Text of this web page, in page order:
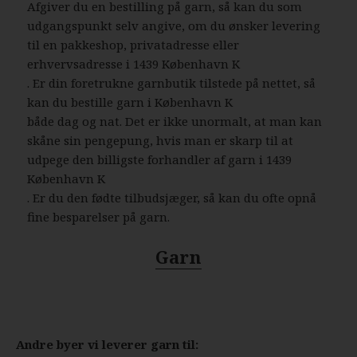
Afgiver du en bestilling på garn, så kan du som
udgangspunkt selv angive, om du ønsker levering
til en pakkeshop, privatadresse eller
erhvervsadresse i 1439 København K
. Er din foretrukne garnbutik tilstede på nettet, så
kan du bestille garn i København K
både dag og nat. Det er ikke unormalt, at man kan
skåne sin pengepung, hvis man er skarp til at
udpege den billigste forhandler af garn i 1439
København K
. Er du den fødte tilbudsjæger, så kan du ofte opnå
fine besparelser på garn.
Garn
Andre byer vi leverer garn til: